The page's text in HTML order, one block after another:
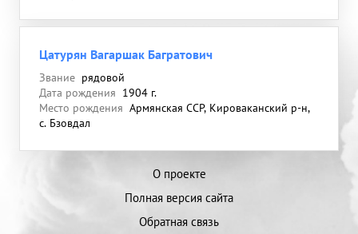
Цатурян Вагаршак Багратович
Звание рядовой
Дата рождения 1904 г.
Место рождения Армянская ССР, Кироваканский р-н,
с. Бзовдал
О проекте
Полная версия сайта
Обратная связь